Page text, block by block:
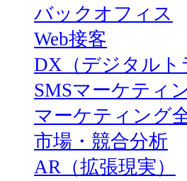
バックオフィス
Web接客
DX（デジタルト
SMSマーケティ
マーケティング
市場・競合分析
AR（拡張現実）